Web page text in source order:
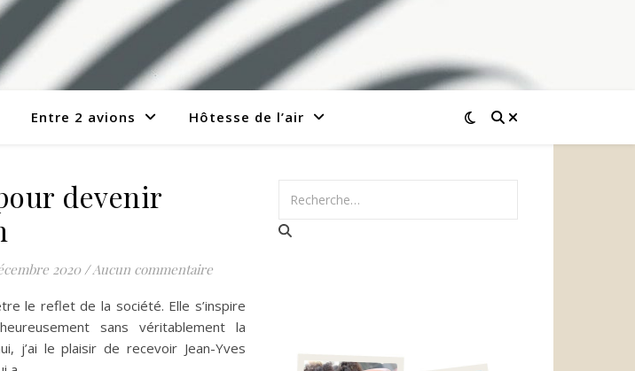
Entre 2 avions Hôtesse de l’air
devenir
2020 /Aucun commentaire
le reflet de la société. Elle s’inspire
sans véritablement la
j’ai le plaisir de recevoir Jean-Yves